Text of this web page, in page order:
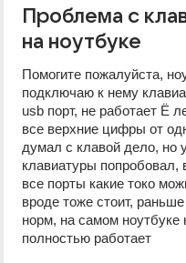
Проблема с
на ноутбуке
Помогите пожалуйста,
подключаю к нему
usb порт, не работает Ё
все верхние цифры от
думал с клавой дело, но
клавиатуры попробовал,
все порты какие токо
вроде тоже стоит,
норм, на самом ноутбуке
полностью работает